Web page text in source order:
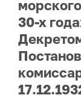
30-х